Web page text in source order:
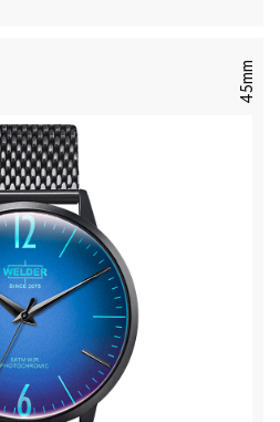
45mm